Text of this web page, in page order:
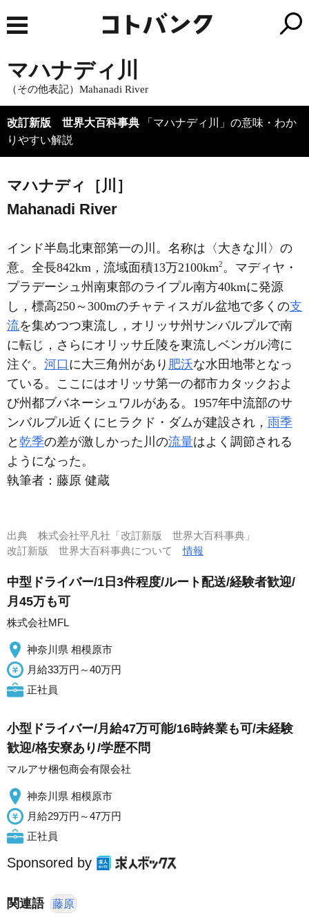
マハナディ川
（その他表記）Mahanadi River
改訂新版 世界大百科事典 「マハナディ川」の意味・わか
りやすい解説
マハナディ［川］
Mahanadi River
インド半島北東部第一の川。名称は〈大きな川〉の
意。全長842km，流域面積13万2100km2。マディヤ・
プラデーシュ州南東部のライプル南方40kmに発源
し，標高250～300mのチャティスガル盆地で多くの支
流を集めつつ東流し，オリッサ州サンバルプルで南
に転じ，さらにオリッサ丘陵を東流しベンガル湾に
注ぐ。 河口 に大三角州があり 肥沃な水田地帯となっ
ている。ここにはオリッサ第一の都市カタックおよ
び州都ブバネーシュワルがある。1957年中流部のサ
ンバルプル近くにヒラクド・ダムが建設され， 雨季
と 乾季の差が激しかった川の流量はよく調節される
ようになった。
執筆者： 藤原 健蔵
出典 株式会社平凡社「改訂新版 世界大百科事典」
改訂新版 世界大百科事典について情報
中型ドライバー/1日3件程度/ルート配送/経験者歓迎/
月45万も可
株式会社MFL
神奈川県 相模原市
月給33万円～40万円
正社員
小型ドライバー/月給47万可能/16時終業も可/未経験
歓迎/格安寮あり/学歴不問
マルアサ梱包商会有限会社
神奈川県 相模原市
月給29万円～47万円
正社員
Sponsored by
関連語 藤原